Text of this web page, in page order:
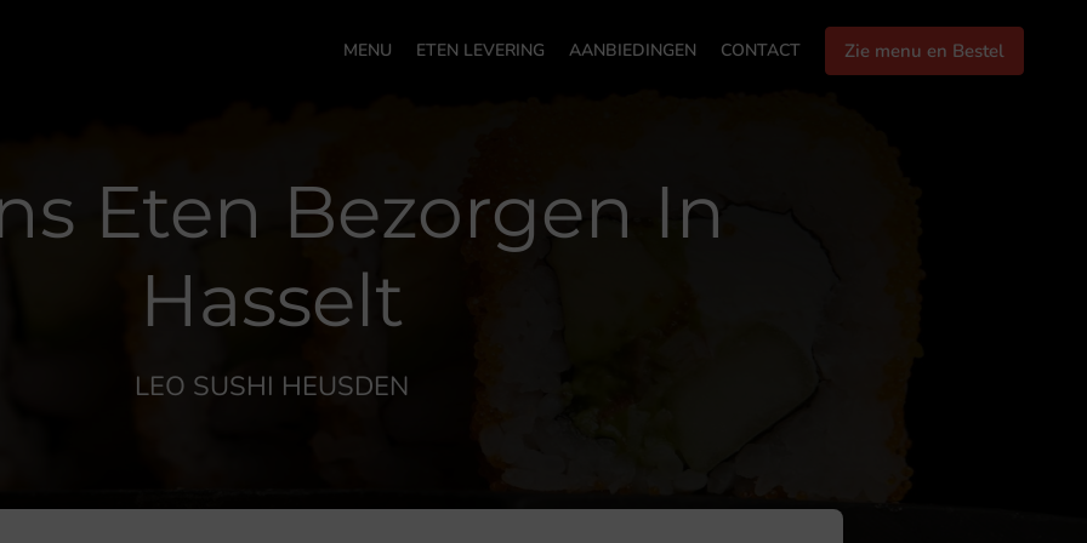
MENU ETEN LEVERING AANBIEDINGEN CONTACT Zie menu en Bestel
Eten Bezorgen In
Hasselt
LEO SUSHI HEUSDEN